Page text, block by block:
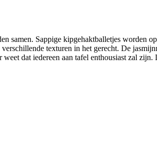
samen. Sappige kipgehaktballetjes worden
texturen in het gerecht. De
dat iedereen aan tafel enthousiast zal